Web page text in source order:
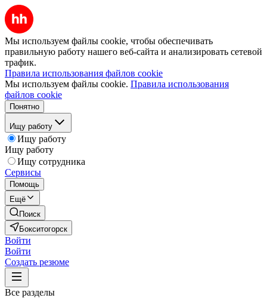
Мы используем файлы cookie, чтобы обеспечивать
правильную работу нашего веб-сайта и анализировать сетевой
трафик.
Правила использования файлов cookie
Мы используем файлы cookie. Правила использования
файлов cookie
Понятно
Ищу работу
Ищу работу
Ищу работу
Ищу сотрудника
Сервисы
Помощь
Ещё
Поиск
Бокситогорск
Войти
Войти
Создать резюме
Все разделы